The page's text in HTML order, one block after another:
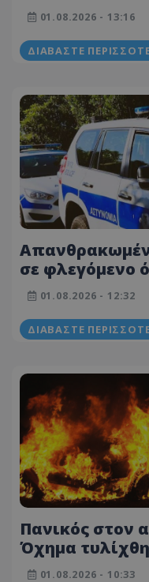
Αναμένονται
ιατροδικαστή
01.08.2026 - 13:16
ΔΙΑΒΆΣΤΕ
σε φλεγόμενο
01.08.2026 - 12:32
ΔΙΑΒΆΣΤΕ
Πανικός στον
Όχημα
Δείτε βίντεο
01.08.2026 - 10:33